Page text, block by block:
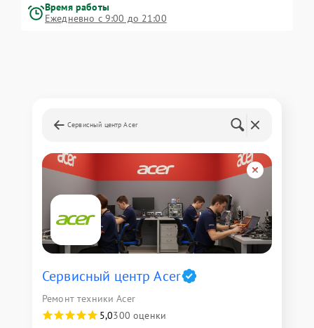
Время работы
Ежедневно с 9:00 до 21:00
Сервисный центр Acer
Сервисный центр Acer
Ремонт техники Acer
5,0300 оценки